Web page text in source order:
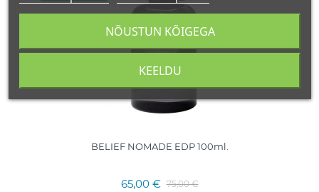
BELIEF NOMADE EDP 100ml.
65,00 € 75,00 €
KEELDU
NÕUSTUN KÕIGEGA